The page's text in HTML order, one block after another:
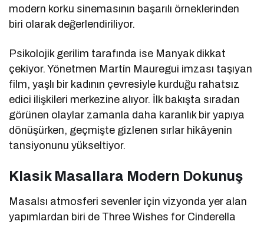
modern korku sinemasının başarılı örneklerinden
biri olarak değerlendiriliyor.
Psikolojik gerilim tarafında ise Manyakdikkat
çekiyor. Yönetmen Martín Mauregui imzası taşıyan
film, yaşlı bir kadının çevresiyle kurduğu rahatsız
edici ilişkileri merkezine alıyor. İlk bakışta sıradan
görünen olaylar zamanla daha karanlık bir yapıya
dönüşürken, geçmişte gizlenen sırlar hikâyenin
tansiyonunu yükseltiyor.
Klasik Masallara Modern Dokunuş
Masalsı atmosferi sevenler için vizyonda yer alan
yapımlardan biri de Three Wishes for Cinderella